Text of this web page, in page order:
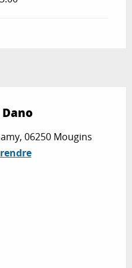
06250 Mougins